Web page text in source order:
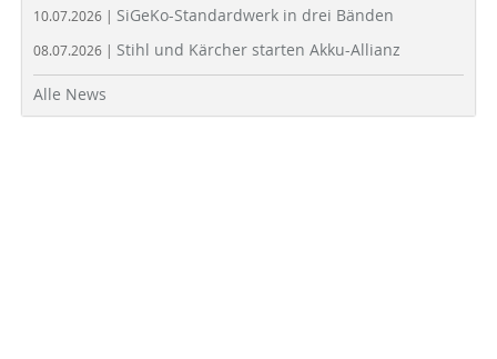
10.07.2026 | SiGeKo-Standardwerk in drei Bänden
08.07.2026 | Stihl und Kärcher starten Akku-Allianz
Alle News